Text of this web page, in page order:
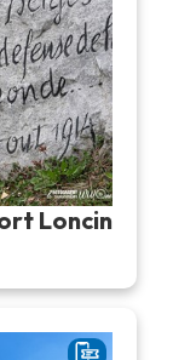
Loncin